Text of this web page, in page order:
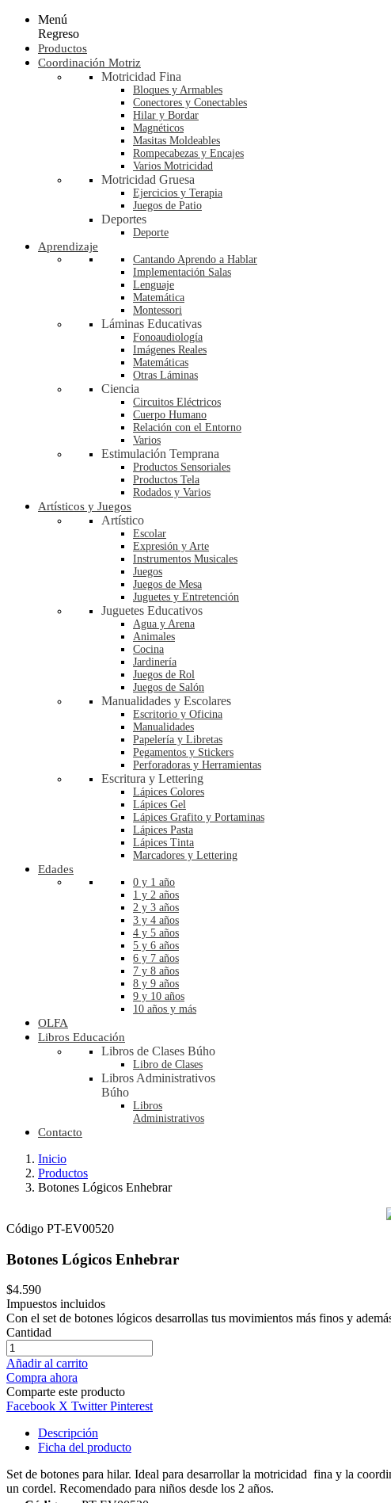
Menú
Regreso
Productos
Coordinación Motriz
Motricidad Fina
Bloques y Armables
Conectores y Conectables
Hilar y Bordar
Magnéticos
Masitas Moldeables
Rompecabezas y Encajes
Varios Motricidad
Motricidad Gruesa
Ejercicios y Terapia
Juegos de Patio
Deportes
Deporte
Aprendizaje
Cantando Aprendo a Hablar
Implementación Salas
Lenguaje
Matemática
Montessori
Láminas Educativas
Fonoaudiología
Imágenes Reales
Matemáticas
Otras Láminas
Ciencia
Circuitos Eléctricos
Cuerpo Humano
Relación con el Entorno
Varios
Estimulación Temprana
Productos Sensoriales
Productos Tela
Rodados y Varios
Artísticos y Juegos
Artístico
Escolar
Expresión y Arte
Instrumentos Musicales
Juegos
Juegos de Mesa
Juguetes y Entretención
Juguetes Educativos
Agua y Arena
Animales
Cocina
Jardinería
Juegos de Rol
Juegos de Salón
Manualidades y Escolares
Escritorio y Oficina
Manualidades
Papelería y Libretas
Pegamentos y Stickers
Perforadoras y Herramientas
Escritura y Lettering
Lápices Colores
Lápices Gel
Lápices Grafito y Portaminas
Lápices Pasta
Lápices Tinta
Marcadores y Lettering
Edades
0 y 1 año
1 y 2 años
2 y 3 años
3 y 4 años
4 y 5 años
5 y 6 años
6 y 7 años
7 y 8 años
8 y 9 años
9 y 10 años
10 años y más
OLFA
Libros Educación
Libros de Clases Búho
Libro de Clases
Libros Administrativos
Búho
Libros
Administrativos
Contacto
Inicio
Productos
Botones Lógicos Enhebrar
Código PT-EV00520
Botones Lógicos Enhebrar
$4.590
Impuestos incluidos
Con el set de botones lógicos desarrollas tus movimientos más finos y
Cantidad
Añadir al carrito
Compra ahora
Comparte este producto
Facebook X Twitter Pinterest
Descripción
Ficha del producto
Set de botones para hilar. Ideal para desarrollar la motricidad fina y la
un cordel. Recomendado para niños desde los 2 años.